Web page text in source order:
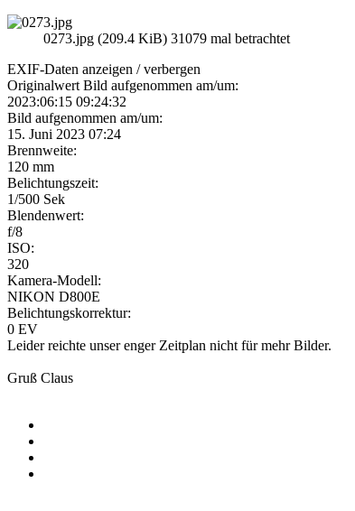
0273.jpg (209.4 KiB) 31079 mal betrachtet
EXIF-Daten anzeigen / verbergen
Originalwert Bild aufgenommen am/um:
2023:06:15 09:24:32
Bild aufgenommen am/um:
15. Juni 2023 07:24
Brennweite:
120 mm
Belichtungszeit:
1/500 Sek
Blendenwert:
f/8
ISO:
320
Kamera-Modell:
NIKON D800E
Belichtungskorrektur:
0 EV
Leider reichte unser enger Zeitplan nicht für mehr Bilder.
Gruß Claus